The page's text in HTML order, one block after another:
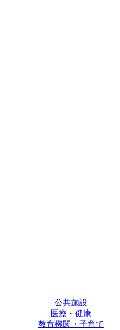
公共施設
医療・健康
教育機関・子育て